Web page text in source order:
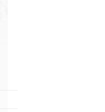
| Zoody - Coffee adet